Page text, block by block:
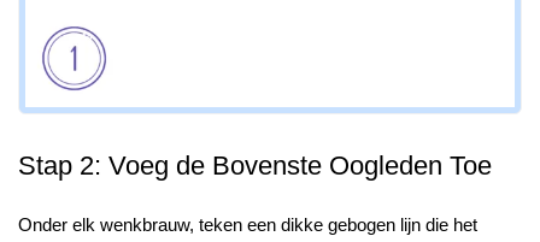
Stap 2: Voeg de Bovenste Oogleden Toe
Onder elk wenkbrauw, teken een dikke gebogen lijn die het